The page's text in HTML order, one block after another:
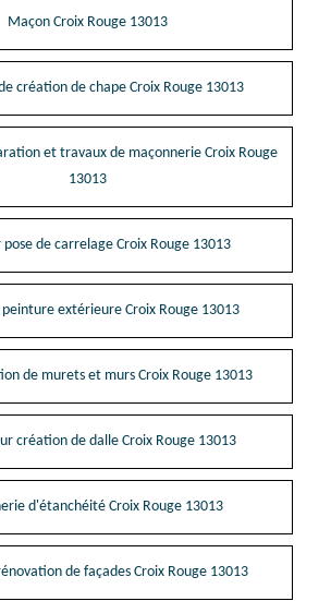
Maçon Croix Rouge 13013
création de chape Croix Rouge 13013
et travaux de maçonnerie Croix Rouge
13013
de carrelage Croix Rouge 13013
peinture extérieure Croix Rouge 13013
de murets et murs Croix Rouge 13013
création de dalle Croix Rouge 13013
d'étanchéité Croix Rouge 13013
de façades Croix Rouge 13013